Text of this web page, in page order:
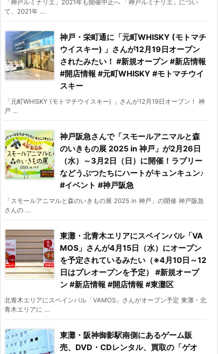
「神戸ルミナリエ」2021年も開催中止へ 「神戸ルミナリエ」につい
て、2021年 ...
神戸・栄町通に「元町WHISKY (モトマチ
ウイスキー) 」さんが12月19日オープン
されたみたい！ #新規オープン #新店情報
#開店情報 #元町WHISKY #モトマチウイ
スキー
「元町WHISKY (モトマチウイスキー) 」さんが12月19日オープン！ 神
戸 ...
神戸阪急さんで「スモールアニマルと森
のいきもの展 2025 in 神戸」が2月26日
（水）～3月2日（日）に開催！ラブリー
などうぶつたちにハートがキュンキュン♪
#イベント #神戸阪急
「スモールアニマルと森のいきもの展 2025 in 神戸」の開催 神戸阪急
さんの ...
東灘・北青木エリアにスペインバル「VA
MOS」さんが4月15日（水）にオープン
を予定されているみたい（※4月10日～12
日はプレオープンを予定） #新規オープ
ン #新店情報 #開店情報 #東灘区
北青木エリアにスペインバル「VAMOS」さんがオープン予定 東灘・北
青木エリアに ...
東灘・阪神御影駅南側にあるゲーム販
売、DVD・CDレンタル、買取の「ゲオ